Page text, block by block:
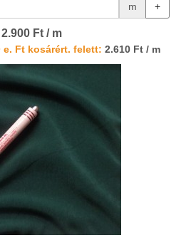
m +
2.900 Ft / m
e. Ft kosárért. felett: 2.610 Ft / m